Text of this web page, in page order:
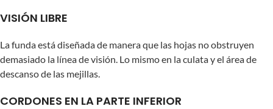
VISIÓN LIBRE
La funda está diseñada de manera que las hojas no obstruyen
demasiado la línea de visión. Lo mismo en la culata y el área de
descanso de las mejillas.
CORDONES EN LA PARTE INFERIOR